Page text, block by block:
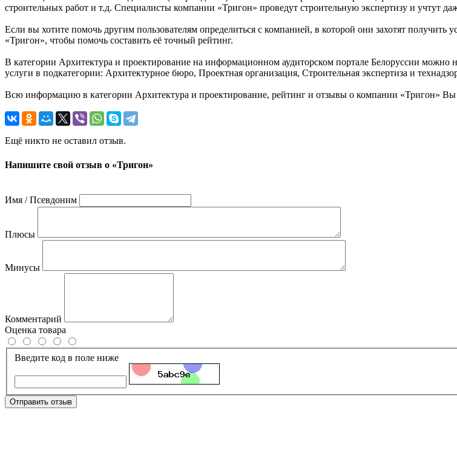
строительных работ и т.д. Специалисты компании «Тригон» проведут строительную экспертизу и учтут
Если вы хотите помочь другим пользователям определиться с компанией, в которой они захотят
«Тригон», чтобы помочь составить её точный рейтинг.
В категории Архитектура и проектирование на информационном аудиторском портале Белоруссии
услуги в подкатегории: Архитектурное бюро, Проектная организация, Строительная экспертиза и
Всю информацию в категории Архитектура и проектирование, рейтинг и отзывы о компании «Тригон»
Ещё никто не оставил отзыв.
Напишите свой отзыв о «Тригон»
Имя / Псевдоним
Плюсы
Минусы
Комментарий
Оценка товара
Введите код в поле ниже
Отправить отзыв